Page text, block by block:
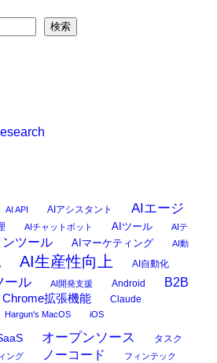
検索
AI API AIアシスタント
AIエージ
AIチャットボット AIツール
AIテ
ツール AIマーケティング AI動
AI生産性向上 AI自動化
ール AI開発支援 Android
B2B
Chrome拡張機能 Claude
Hargun's MacOS iOS
オープンソース
タスク
ング ノーコード フィンテック